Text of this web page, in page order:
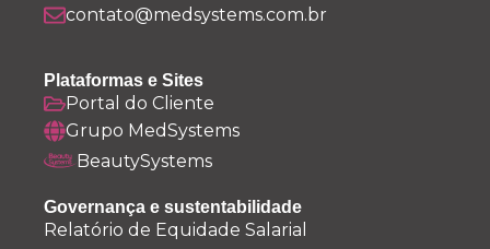
contato@medsystems.com.br
Plataformas e Sites
Portal do Cliente
Grupo MedSystems
BeautySystems
Governança e sustentabilidade
Relatório de Equidade Salarial